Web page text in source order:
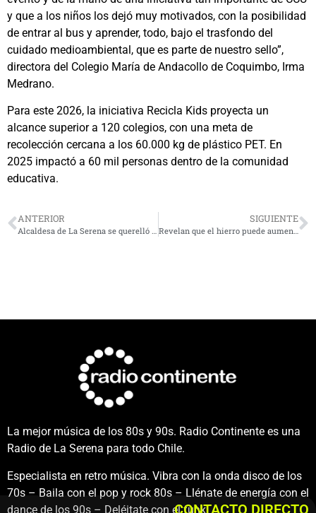
y que a los niños los dejó muy motivados, con la posibilidad
de entrar al bus y aprender, todo, bajo el trasfondo del
cuidado medioambiental, que es parte de nuestro sello”,
directora del Colegio María de Andacollo de Coquimbo, Irma
Medrano.
Para este 2026, la iniciativa Recicla Kids proyecta un
alcance superior a 120 colegios, con una meta de
recolección cercana a los 60.000 kg de plástico PET. En
2025 impactó a 60 mil personas dentro de la comunidad
educativa.
ANTERIOR SIGUIENTE
La mejor música de los 80s y 90s. Radio Continente es una
Radio de La Serena para todo Chile.
Especialista en retro música. Vibra con la onda disco de los
70s – Baila con el pop y rock 80s – Llénate de energía con el
dance de los 90s – Deléitate con el funk.CONTACTO DIRECTO